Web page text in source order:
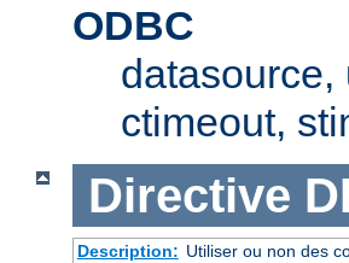
ODBC
datasource,
ctimeout,
Directive
Description: Utiliser ou non des